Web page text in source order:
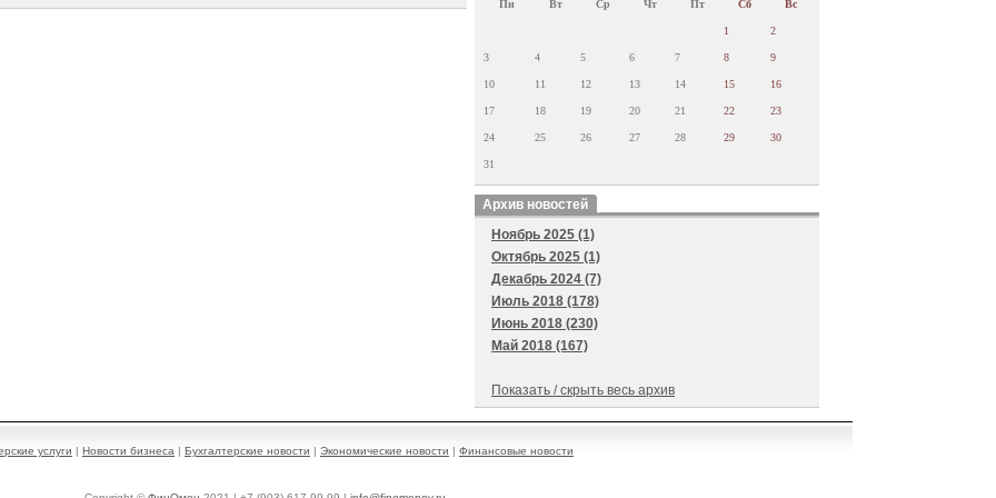
Пн Вт Ср Чт Пт Сб Вс
1 2
3 4 5 6 7 8 9
10 11 12 13 14 15 16
17 18 19 20 21 22 23
24 25 26 27 28 29 30
31
Архив новостей
Ноябрь 2025 (1)
Октябрь 2025 (1)
Декабрь 2024 (7)
Июль 2018 (178)
Июнь 2018 (230)
Май 2018 (167)
Показать / скрыть весь архив
услуги | Новости бизнеса | Бухгалтерские новости | Экономические новости | Финансовые новости